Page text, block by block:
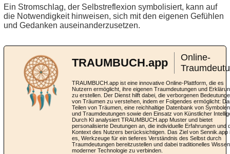
Ein Stromschlag, der Selbstreflexion symbolisiert, kann auf
die Notwendigkeit hinweisen, sich mit den eigenen Gefühlen
und Gedanken auseinanderzusetzen.
TRAUMBUCH.app
Online-
TRAUMBUCH.app ist eine innovative Online-Plattform, die es
Nutzern ermöglicht, ihre eigenen Traumdeutungen und
zu erstellen. Der Dienst hilft dabei, die verborgenen
von Träumen zu verstehen, indem er Folgendes ermöglicht:
Teilen von Träumen, eine reichhaltige Datenbank von Symbolen
und Traumdeutungen sowie den Einsatz von Künstlicher
Durch KI analysiert TRAUMBUCH.app Muster und bietet
personalisierte Deutungen an, die individuelle Erfahrungen und
Kontext des Nutzers berücksichtigen. Das Ziel von Sennik.app
es, Werkzeuge für ein tieferes Verständnis des Selbst durch
Traumdeutungen bereitzustellen und dabei traditionelles
moderner Technologie zu verbinden.